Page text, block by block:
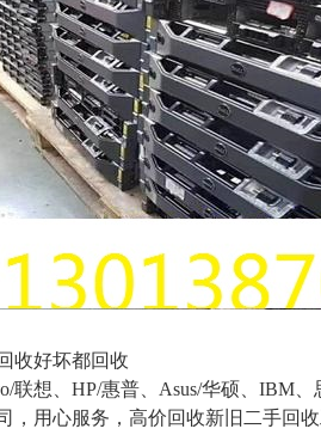
收好坏都回收
联想、HP/惠普、Asus/华硕、IBM
，用心服务，高价回收新旧二手回